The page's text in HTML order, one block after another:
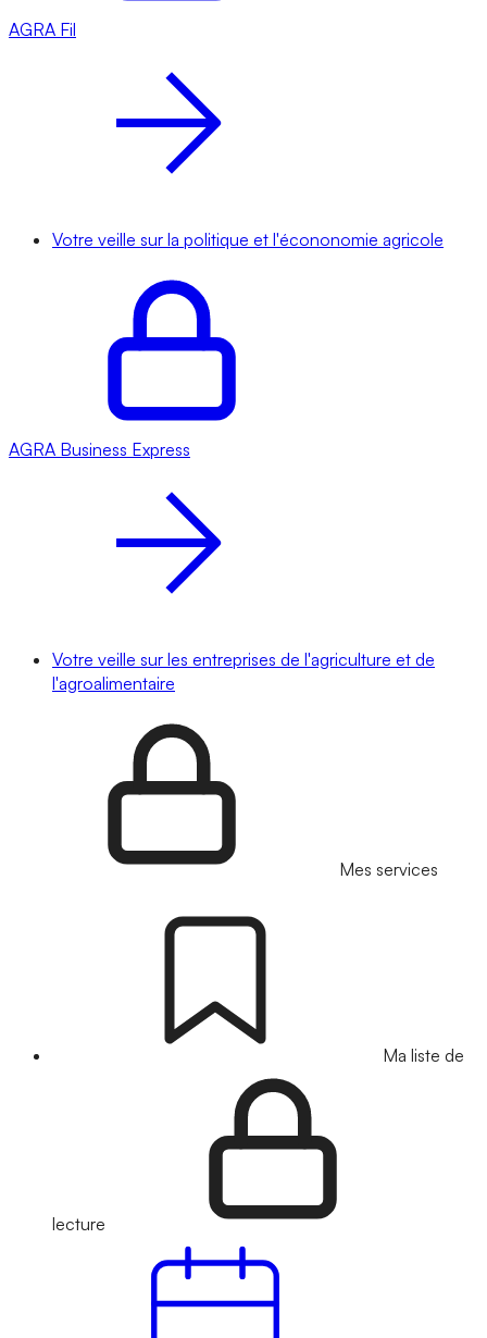
AGRA Fil
Votre veille sur la politique et l'écononomie agricole
AGRA Business Express
Votre veille sur les entreprises de l'agriculture et de
l'agroalimentaire
Mes services
Ma liste de
lecture